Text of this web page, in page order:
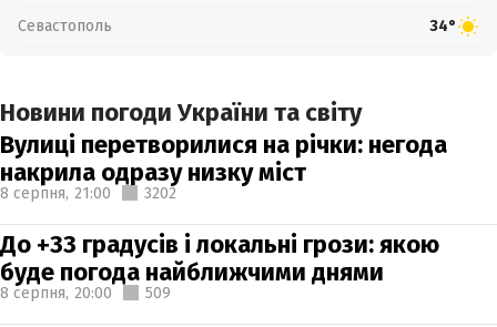
Севастополь 34°
Новини погоди України та світу
Вулиці перетворилися на річки: негода
накрила одразу низку міст
8 серпня, 21:00 3202
До +33 градусів і локальні грози: якою
буде погода найближчими днями
8 серпня, 20:00 509